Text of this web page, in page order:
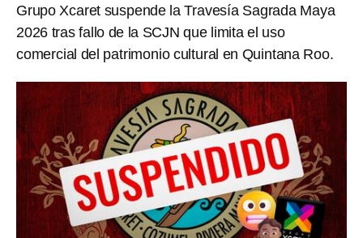
Grupo Xcaret suspende la Travesía Sagrada Maya
2026 tras fallo de la SCJN que limita el uso
comercial del patrimonio cultural en Quintana Roo.